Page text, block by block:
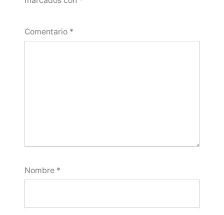
Comentario *
Nombre *